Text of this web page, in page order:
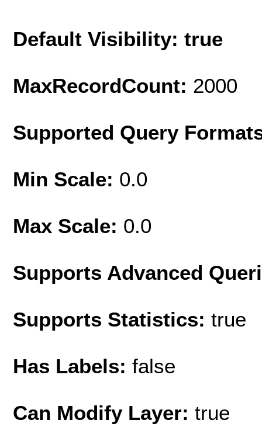
Default Visibility: true
MaxRecordCount: 2000
Supported Query
Min Scale: 0.0
Max Scale: 0.0
Supports Advanced
Supports Statistics: true
Has Labels: false
Can Modify Layer: true